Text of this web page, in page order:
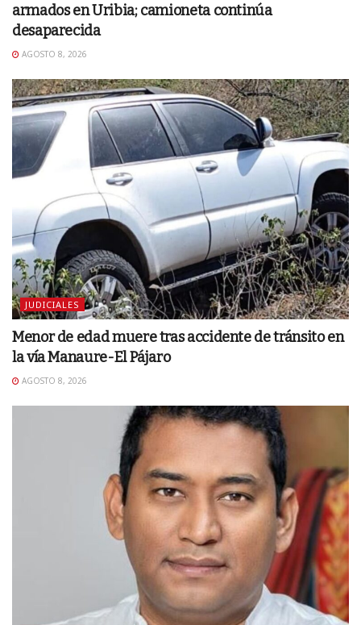
armados en Uribia; camioneta continúa
desaparecida
AGOSTO 8, 2026
JUDICIALES
Menor de edad muere tras accidente de tránsito en
la vía Manaure-El Pájaro
AGOSTO 8, 2026